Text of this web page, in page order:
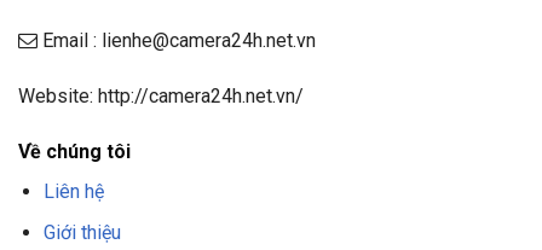
Email : lienhe@camera24h.net.vn
Website: http://camera24h.net.vn/
Về chúng tôi
Liên hệ
Giới thiệu